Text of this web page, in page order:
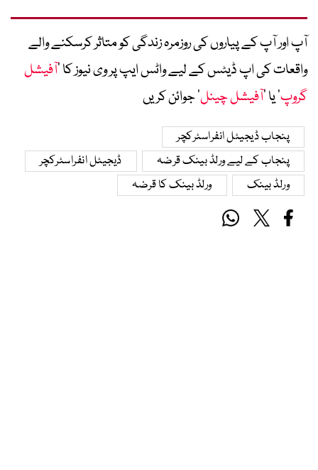
آپ اور آپ کے پیاروں کی روزمرہ زندگی کو متاثر کرسکنے والے
واقعات کی اپ ڈیٹس کے لیے واٹس ایپ پر وی نیوز کا ’آفیشل
گروپ‘ یا ’آفیشل چینل‘ جوائن کریں
پنجاب ڈیجیٹل انفراسٹرکچر
پنجاب کے لیے ورلڈ بینک قرضہ
ڈیجیٹل انفراسٹرکچر
ورلڈ بینک
ورلڈ بینک کا قرضہ